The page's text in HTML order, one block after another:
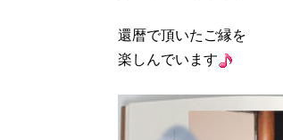
還暦で頂いたご縁を
楽しんでいます